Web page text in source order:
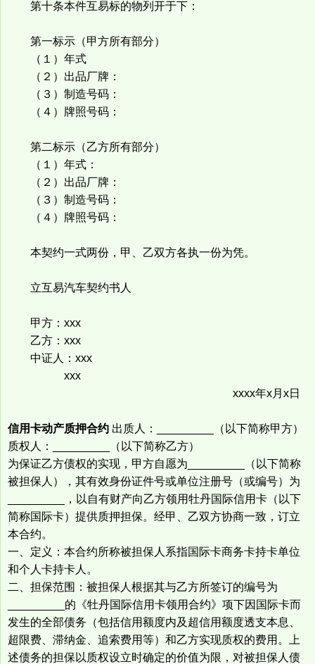
第十条本件互易标的物列开于下：
第一标示（甲方所有部分）
（１）年式
（２）出品厂牌：
（３）制造号码：
（４）牌照号码：
第二标示（乙方所有部分）
（１）年式：
（２）出品厂牌：
（３）制造号码：
（４）牌照号码：
本契约一式两份，甲、乙双方各执一份为凭。
立互易汽车契约书人
甲方：xxx
乙方：xxx
中证人：xxx
xxx
xxxx年x月x日
信用卡动产质押合约 出质人：_________（以下简称甲方）
质权人：_________（以下简称乙方）
为保证乙方债权的实现，甲方自愿为_________（以下简称
被担保人），其有效身份证件号或单位注册号（或编号）为
_________，以自有财产向乙方领用牡丹国际信用卡（以下
简称国际卡）提供质押担保。经甲、乙双方协商一致，订立
本合约。
一、定义：本合约所称被担保人系指国际卡商务卡持卡单位
和个人卡持卡人。
二、担保范围：被担保人根据其与乙方所签订的编号为
_________的《牡丹国际信用卡领用合约》项下因国际卡而
发生的全部债务（包括信用额度内及超信用额度透支本息、
超限费、滞纳金、追索费用等）和乙方实现质权的费用。上
述债务的担保以质权设立时确定的价值为限，对被担保人债